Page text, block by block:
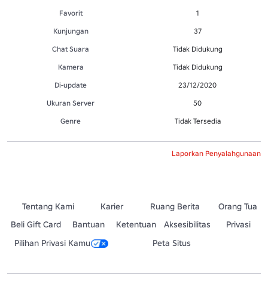
Favorit
1
Kunjungan
37
Chat Suara
Tidak Didukung
Kamera
Tidak Didukung
Di-update
23/12/2020
Ukuran Server
50
Genre
Tidak Tersedia
Laporkan Penyalahgunaan
Tentang Kami Karier Ruang Berita
Orang Tua
Beli Gift Card
Bantuan Ketentuan Aksesibilitas
Privasi
Pilihan Privasi Kamu
Peta Situs